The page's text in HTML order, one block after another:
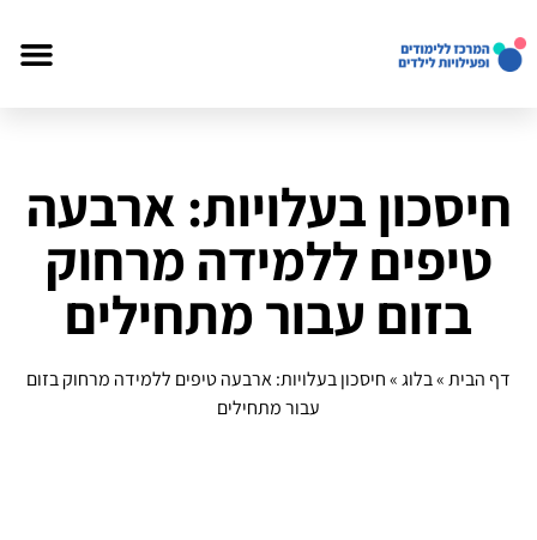
חיסכון בעלויות: ארבעה
טיפים ללמידה מרחוק
בזום עבור מתחילים
דף הבית»בלוג»חיסכון בעלויות: ארבעה טיפים ללמידה מרחוק בזום
עבור מתחילים